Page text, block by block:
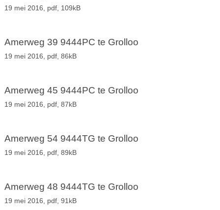
19 mei 2016, pdf, 109kB
Amerweg 39 9444PC te Grolloo
19 mei 2016, pdf, 86kB
Amerweg 45 9444PC te Grolloo
19 mei 2016, pdf, 87kB
Amerweg 54 9444TG te Grolloo
19 mei 2016, pdf, 89kB
Amerweg 48 9444TG te Grolloo
19 mei 2016, pdf, 91kB